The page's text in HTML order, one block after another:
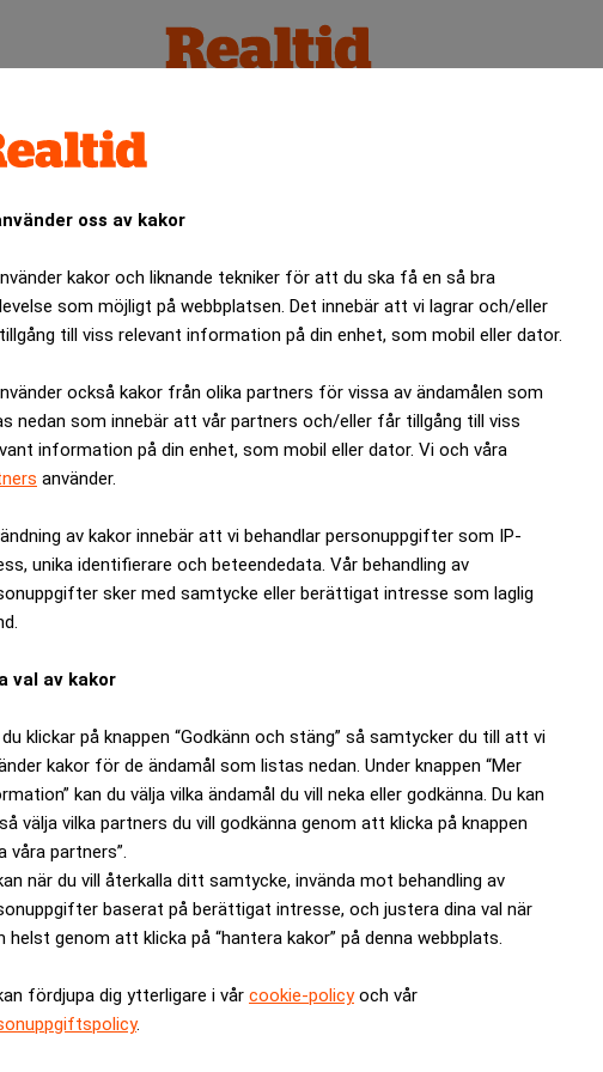
oss av kakor
kakor och liknande tekniker för att du ska få en så bra
som möjligt på webbplatsen. Det innebär att vi lagrar och/eller
till viss relevant information på din enhet, som mobil eller dator.
också kakor från olika partners för vissa av ändamålen som
nedan som innebär att vår partners och/eller får tillgång till viss
information på din enhet, som mobil eller dator. Vi och våra
använder.
av kakor innebär att vi behandlar personuppgifter som IP-
unika identifierare och beteendedata. Vår behandling av
sker med samtycke eller berättigat intresse som laglig
val av kakor
klickar på knappen “Godkänn och stäng” så samtycker du till att vi
kakor för de ändamål som listas nedan. Under knappen “Mer
kan du välja vilka ändamål du vill neka eller godkänna. Du kan
välja vilka partners du vill godkänna genom att klicka på knappen
våra partners”.
när du vill återkalla ditt samtycke, invända mot behandling av
baserat på berättigat intresse, och justera dina val när
helst genom att klicka på “hantera kakor” på denna webbplats.
fördjupa dig ytterligare i vår cookie-policyoch vår
.
omfamnar AI men brister i kunskap